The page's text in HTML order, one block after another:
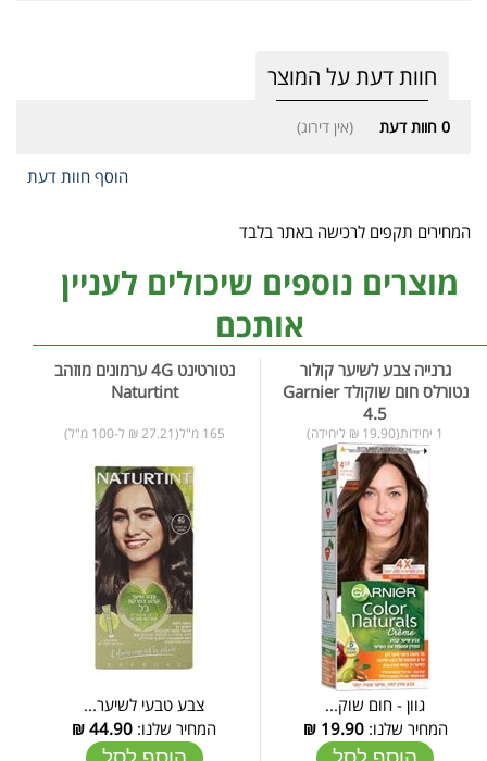
חוות דעת על המוצר
0 חוות דעת (אין דירוג)
הוסף חוות דעת
המחירים תקפים לרכישה באתר בלבד
מוצרים נוספים שיכולים לעניין
אותכם
גרנייה צבע לשיער קולור
נטורלס חום שוקולד Garnier
4.5
1 יחידות(19.90 ₪ ליחידה)
גוון - חום שוק...
המחיר שלנו:19.90
₪
נטורטינט 4G ערמונים מוזהב
Naturtint
165 מ"ל(27.21 ₪ ל-100 מ"ל)
צבע טבעי לשיער...
המחיר שלנו: 44.90
₪